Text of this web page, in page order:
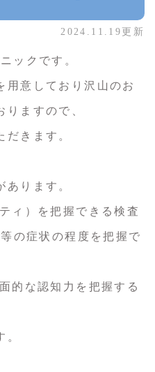
2024.11.19更新
ックです。
用意しており沢山のお
りますので、
だきます。
あります。
ィ）を把握できる検査
の症状の程度を把握で
的な認知力を把握する
。